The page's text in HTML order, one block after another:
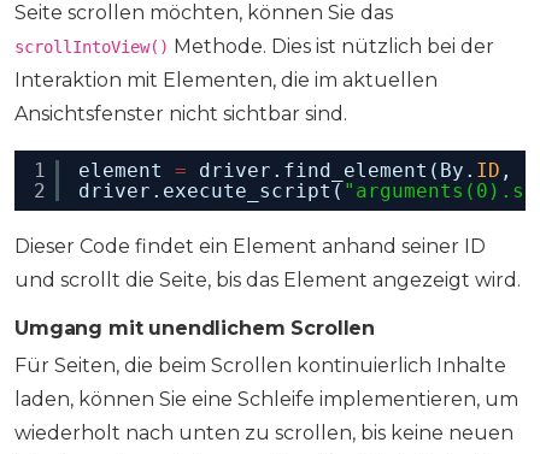
Seite scrollen möchten, können Sie das
scrollIntoView() Methode. Dies ist nützlich bei der
Interaktion mit Elementen, die im aktuellen
Ansichtsfenster nicht sichtbar sind.
1
2
element = driver.find_element(By. ID ,
driver.execute_script(
Dieser Code findet ein Element anhand seiner ID
und scrollt die Seite, bis das Element angezeigt wird.
Umgang mit unendlichem Scrollen
Für Seiten, die beim Scrollen kontinuierlich Inhalte
laden, können Sie eine Schleife implementieren, um
wiederholt nach unten zu scrollen, bis keine neuen